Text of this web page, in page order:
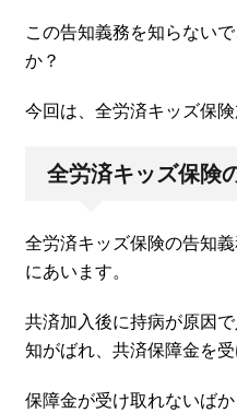
この告知義務を知らない
か？
今回は、全労済キッズ保
全労済キッズ保険
全労済キッズ保険の告知
にあいます。
共済加入後に持病が原因
知がばれ、共済保障金を
保障金が受け取れないば